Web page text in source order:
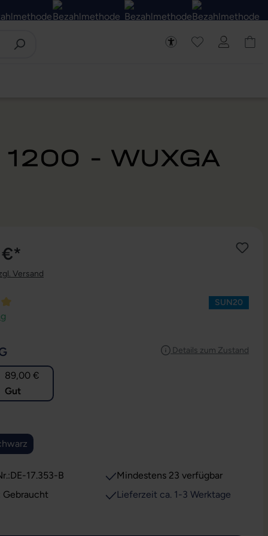
- WUXGA
Versand
Bewertung von 5 von 5 Sternen
SUN20
Details zum Zustand
89,00 €
Gut
DE-17.353-B
Gebraucht
Mindestens 23 verfügbar
Lieferzeit ca. 1-3 Werktage